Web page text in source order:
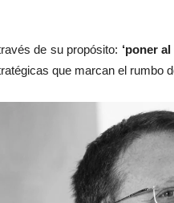
de su propósito: ‘poner
que marcan el rumbo